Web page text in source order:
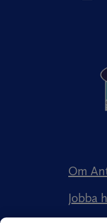
Om
Jobba